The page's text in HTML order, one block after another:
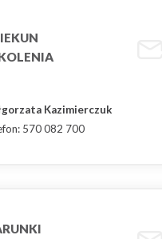
Kazimierczuk
570 082 700